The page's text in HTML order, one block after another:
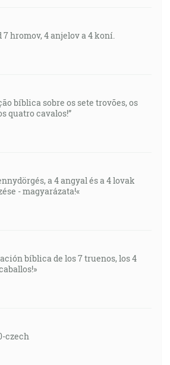
hromov, 4 anjelov a 4 koní.
bíblica sobre os sete trovões, os
quatro cavalos!”
a 4 angyal és a 4 lovak
- magyarázata!«
bíblica de los 7 truenos, los 4
czech